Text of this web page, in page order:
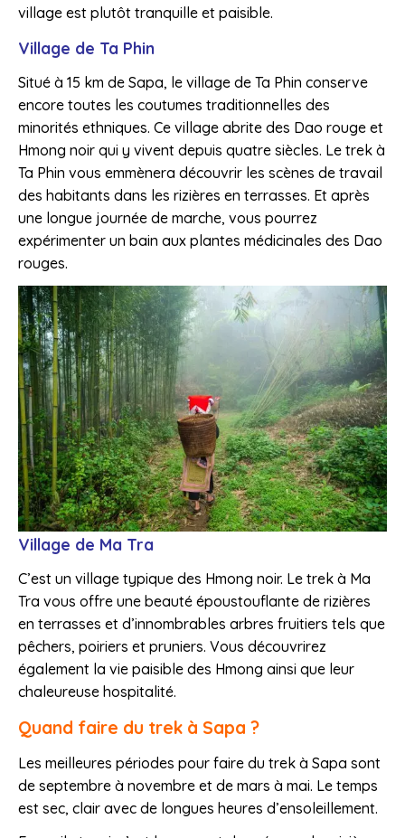
village est plutôt tranquille et paisible.
Village de Ta Phin
Situé à 15 km de Sapa, le village de Ta Phin conserve
encore toutes les coutumes traditionnelles des
minorités ethniques. Ce village abrite des Dao rouge et
Hmong noir qui y vivent depuis quatre siècles. Le trek à
Ta Phin vous emmènera découvrir les scènes de travail
des habitants dans les rizières en terrasses. Et après
une longue journée de marche, vous pourrez
expérimenter un bain aux plantes médicinales des Dao
rouges.
Village de Ma Tra
C’est un village typique des Hmong noir. Le trek à Ma
Tra vous offre une beauté époustouflante de rizières
en terrasses et d’innombrables arbres fruitiers tels que
pêchers, poiriers et pruniers. Vous découvrirez
également la vie paisible des Hmong ainsi que leur
chaleureuse hospitalité.
Quand faire du trek à Sapa ?
Les meilleures périodes pour faire du trek à Sapa sont
de septembre à novembre et de mars à mai. Le temps
est sec, clair avec de longues heures d’ensoleillement.